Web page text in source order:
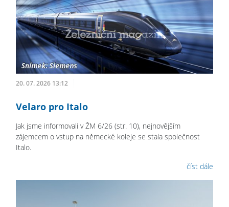
20. 07. 2026 13:12
Velaro pro Italo
Jak jsme informovali v ŽM 6/26 (str. 10), nejnovějším
zájemcem o vstup na německé koleje se stala společnost
Italo.
číst dále